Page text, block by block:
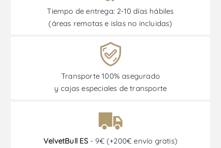
Tiempo de entrega: 2-10 días hábiles
(áreas remotas e islas no incluidas)
Transporte 100% asegurado
y cajas especiales de transporte
VelvetBull ES- 9€ (+200€ envío gratis)